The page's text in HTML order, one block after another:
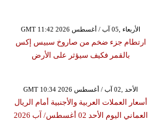
GMT 11:42 2026 الأربعاء ,05 آب / أغسطس
ارتطام جزء ضخم من صاروخ سبيس إكس
بالقمر فكيف سيؤثر على الأرض
GMT 10:34 2026 الأحد ,02 آب / أغسطس
أسعار العملات العربية والأجنبية أمام الريال
العماني اليوم الأحد 02 أغسطس/ آب 2026